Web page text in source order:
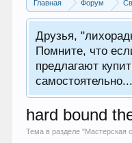
Главная Форум
Друзья,
Помните, что
предлагают
hard bound
Тема в разделе "Мастерская